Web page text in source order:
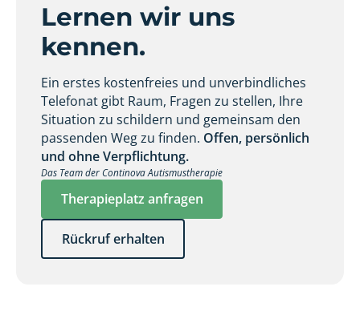
Lernen wir uns
kennen.
Ein erstes kostenfreies und unverbindliches
Telefonat gibt Raum, Fragen zu stellen, Ihre
Situation zu schildern und gemeinsam den
passenden Weg zu finden. Offen, persönlich
und ohne Verpflichtung.
Das Team der Continova Autismustherapie
Therapieplatz anfragen
Rückruf erhalten